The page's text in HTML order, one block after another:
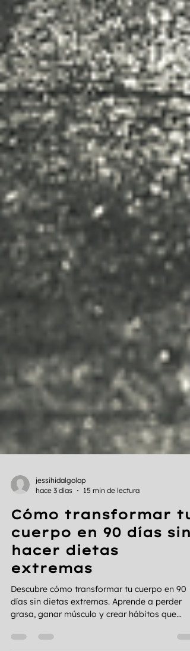
jessihidalgolop
hace 3 días
15 min de lectura
Cómo transformar tu
hacer dietas
extremas
Descubre cómo transformar tu cuerpo en 90